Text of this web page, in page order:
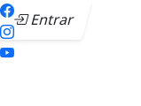
Entrar